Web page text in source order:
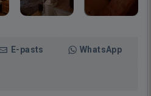
E-pasts WhatsApp